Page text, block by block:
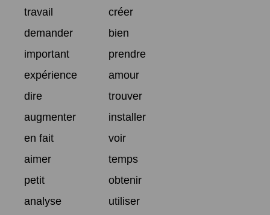
travail
créer
demander
bien
important
prendre
expérience
amour
dire
trouver
augmenter
installer
en fait
voir
aimer
temps
petit
obtenir
analyse
utiliser